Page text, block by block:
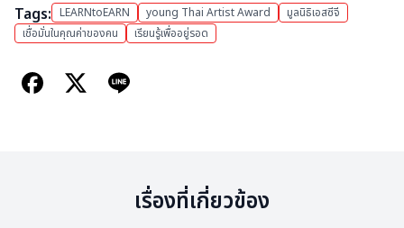
Tags: LEARNtoEARN young Thai Artist Award
มูลนิธิเอสซีจี
เชื่อมั่นในคุณค่าของคน
เรียนรู้เพื่ออยู่รอด
เรื่องที่เกี่ยวข้อง